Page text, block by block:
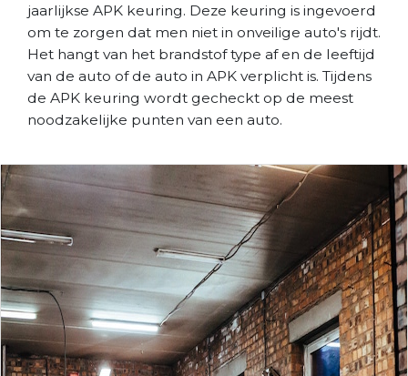
jaarlijkse APK keuring. Deze keuring is ingevoerd
om te zorgen dat men niet in onveilige auto's rijdt.
Het hangt van het brandstof type af en de leeftijd
van de auto of de auto in APK verplicht is. Tijdens
de APK keuring wordt gecheckt op de meest
noodzakelijke punten van een auto.